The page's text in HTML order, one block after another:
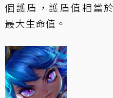
個護盾，護盾值相當
最大生命值。